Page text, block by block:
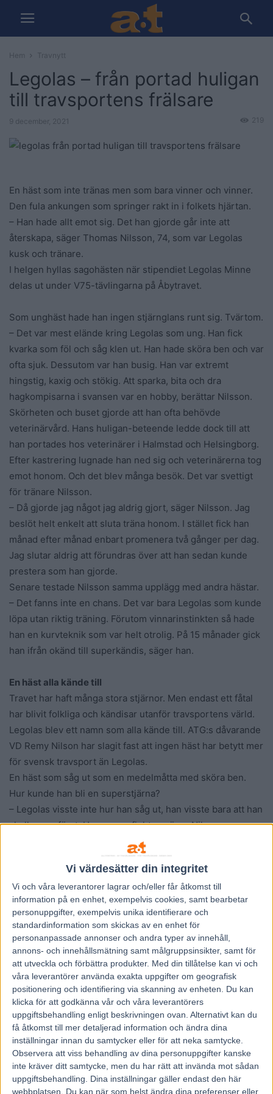
Vi värdesätter din integritet
Vi och våra leverantorer lagrar och/eller får åtkomst till
information på en enhet, exempelvis cookies, samt bearbetar
personuppgifter, exempelvis unika identifierare och
standardinformation som skickas av en enhet för
personanpassade annonser och andra typer av innehåll,
annons- och innehållsmätning samt målgruppsinsikter, samt för
att utveckla och förbättra produkter. Med din tillåtelse kan vi och
våra leverantörer använda exakta uppgifter om geografisk
positionering och identifiering via skanning av enheten. Du kan
klicka för att godkänna vår och våra leverantörers
uppgiftsbehandling enligt beskrivningen ovan. Alternativt kan du
få åtkomst till mer detaljerad information och ändra dina
inställningar innan du samtycker eller för att neka samtycke.
Observera att viss behandling av dina personuppgifter kanske
inte kräver ditt samtycke, men du har rätt att invända mot sådan
uppgiftsbehandling. Dina inställningar gäller endast den här
webbplatsen. Du kan när som helst ändra dina preferenser eller
Hem Travnytt
Legolas – från portad huligan
till travsportens frälsare
9 december, 2021 219
En häst som inte tränas men som bara vinner och vinner.
Den fula ankungen som springer rakt in i folkets hjärtan.
– Han hade allt emot sig. Det han gjorde går inte att
återskapa, säger Thomas Nilsson, 74, som var Legolas
kusk och tränare.
I helgen hyllas sagohästen när stipendiet Legolas Minne
delas ut under V75-tävlingarna på Åbytravet.
Som unghäst hade han ingen stjärnglans runt sig. Tvärtom.
– Det var mest elände kring Legolas som ung. Han fick
kvarka som föl och såg klen ut. Han hade sköra ben och var
ofta sjuk. Dessutom var han busig. Han var extremt
hingstig, kaxig och stökig. Att sparka, bita och dra
hagkompisarna i svansen var en hobby, berättar Nilsson.
Skörheten och buset gjorde att han ofta behövde
veterinärvård. Hans huligan-beteende ledde dock till att
han portades hos veterinärer i Halmstad och Helsingborg.
Efter kastrering lugnade han ned sig och veterinärerna tog
emot honom. Och det blev många besök. Det var svettigt
för tränare Nilsson.
– Då gjorde jag något jag aldrig gjort, säger Nilsson. Jag
beslöt helt enkelt att sluta träna honom. I stället fick han
månad efter månad enbart promenera två gånger per dag.
Jag slutar aldrig att förundras över att han sedan kunde
prestera som han gjorde.
Senare testade Nilsson samma upplägg med andra hästar.
– Det fanns inte en chans. Det var bara Legolas som kunde
löpa utan riktig träning. Förutom vinnarinstinkten så hade
han en kurvteknik som var helt otrolig. På 15 månader gick
han ifrån okänd till superkändis, säger han.
En häst alla kände till
Travet har haft många stora stjärnor. Men endast ett fåtal
har blivit folkliga och kändisar utanför travsportens värld.
Legolas blev ett namn som alla kände till. ATG:s dåvarande
VD Remy Nilson har slagit fast att ingen häst har betytt mer
för svensk travsport än Legolas.
En häst som såg ut som en medelmåtta med sköra ben.
Hur kunde han bli en superstjärna?
– Legolas visste inte hur han såg ut, han visste bara att han
skulle vara först. Han var en fighter, säger Nilsson.
De flesta kan historien om segerstaplaren. 1983 var
Legolas år, då han med 19 raka segrar flyger över Atlanten
för att delta i VM-loppet.
– Jag tog inbjudan som ett skämt. Vi hade ännu inte mött
eliten i gulddivisionen, då kan vi ju inte åka till USA och
möta världseliten, säger Nilsson. Men ägaren Marco Anic
såg det som ett stort äventyr och tackade ja.
Sveriges Radio sände loppet direkt. Legolas blev tvåa och
bröt sin segersvit.
– Det var hans första förlust, ändå är det hans största
seger. Han överträffade sig själv. Det fanns inte ens i
fantasin, säger Nilsson och låter än idag, 38 år senare,
andäktig.
Det tog hela 25 år innan hans rekord i antal raka segrar
från debuten slogs.